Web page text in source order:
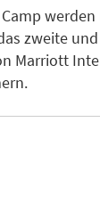
zweite
Marriott